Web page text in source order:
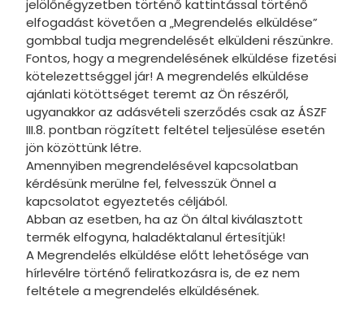
jelölőnégyzetben történő kattintással történő
elfogadást követően a „Megrendelés elküldése”
gombbal tudja megrendelését elküldeni részünkre.
Fontos, hogy a megrendelésének elküldése fizetési
kötelezettséggel jár! A megrendelés elküldése
ajánlati kötöttséget teremt az Ön részéről,
ugyanakkor az adásvételi szerződés csak az ÁSZF
III.8. pontban rögzített feltétel teljesülése esetén
jön közöttünk létre.
Amennyiben megrendelésével kapcsolatban
kérdésünk merülne fel, felvesszük Önnel a
kapcsolatot egyeztetés céljából.
Abban az esetben, ha az Ön által kiválasztott
termék elfogyna, haladéktalanul értesítjük!
A Megrendelés elküldése előtt lehetősége van
hírlevélre történő feliratkozásra is, de ez nem
feltétele a megrendelés elküldésének.